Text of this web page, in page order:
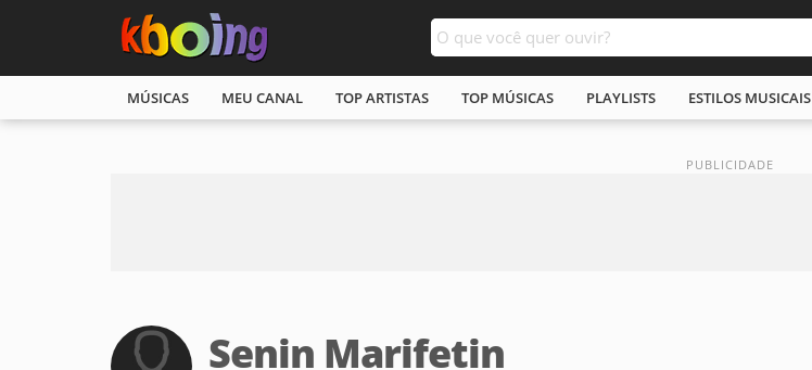
MÚSICAS MEU CANAL TOP ARTISTAS TOP MÚSICAS PLAYLISTS ESTILOS MUSICAIS
Senin Marifetin